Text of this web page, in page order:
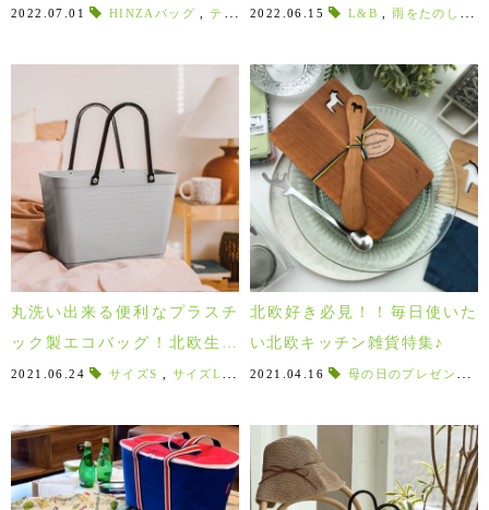
アイテムに限り5%OFF!!
2022.07.01 HINZAバッグ ,ティッシュカバー ,ibuki , POISE,ポイズ
2022.06.15 L&B 雨をたのしむ
丸洗い出来る便利なプラスチ
ック製エコバッグ！北欧生ま
れのHINZA/ヒンザ♪
2021.06.24 サイズS サイズL プラム,ライトブルー, 限定カラー
北欧好き必見！！毎日使いた
い北欧キッチン雑貨特集♪
2021.04.16 母の日のプレゼント